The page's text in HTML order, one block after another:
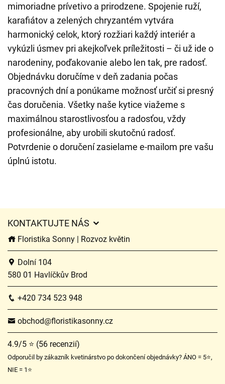
mimoriadne prívetivo a prirodzene. Spojenie ruží,
karafiátov a zelených chryzantém vytvára
harmonický celok, ktorý rozžiari každý interiér a
vykúzli úsmev pri akejkoľvek príležitosti – či už ide o
narodeniny, poďakovanie alebo len tak, pre radosť.
Objednávku doručíme v deň zadania počas
pracovných dní a ponúkame možnosť určiť si presný
čas doručenia. Všetky naše kytice viažeme s
maximálnou starostlivosťou a radosťou, vždy
profesionálne, aby urobili skutočnú radosť.
Potvrdenie o doručení zasielame e-mailom pre vašu
úplnú istotu.
KONTAKTUJTE NÁS
Floristika Sonny | Rozvoz květin
Dolní 104
580 01 Havlíčkův Brod
+420 734 523 948
obchod@floristikasonny.cz
4.9/5 ⭐ (56 recenzií)
Odporučil by zákazník kvetinárstvo po dokončení objednávky? ÁNO = 5⭐,
NIE = 1⭐